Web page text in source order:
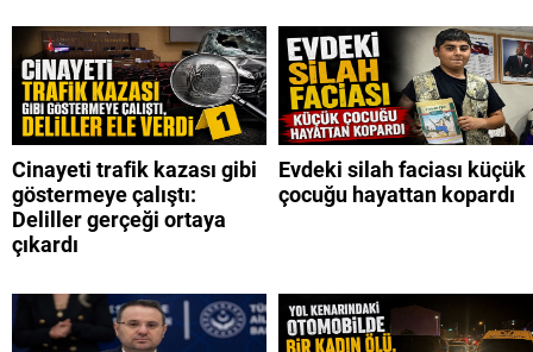
Cinayeti trafik kazası gibi
göstermeye çalıştı:
Deliller gerçeği ortaya
çıkardı
Evdeki silah faciası küçük
çocuğu hayattan kopardı